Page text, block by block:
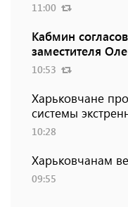
11:00
Кабмин
заместителя
10:53
Харьковчане
системы
10:28
Харьковчанам
09:55